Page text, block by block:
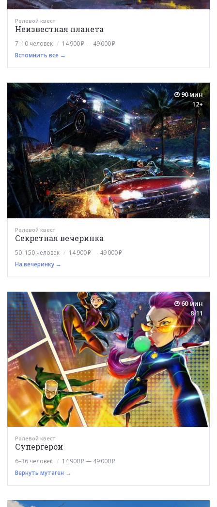
Ролевой квест
Неизвестная планета
7–10 человек
14 900 ₽ — 49 000 ₽
Вспомнить все →
90 мин
12+
Ролевой квест
Секретная вечеринка
50–150 человек
14 900 ₽ — 49 000 ₽
На вечеринку →
60 мин
8-11
Ролевой квест
Супергерои
6–36 человек
14 900 ₽ — 49 000 ₽
Вернуть мутаген →